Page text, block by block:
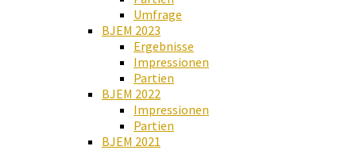
Umfrage
BJEM 2023
Ergebnisse
Impressionen
Partien
BJEM 2022
Impressionen
Partien
BJEM 2021